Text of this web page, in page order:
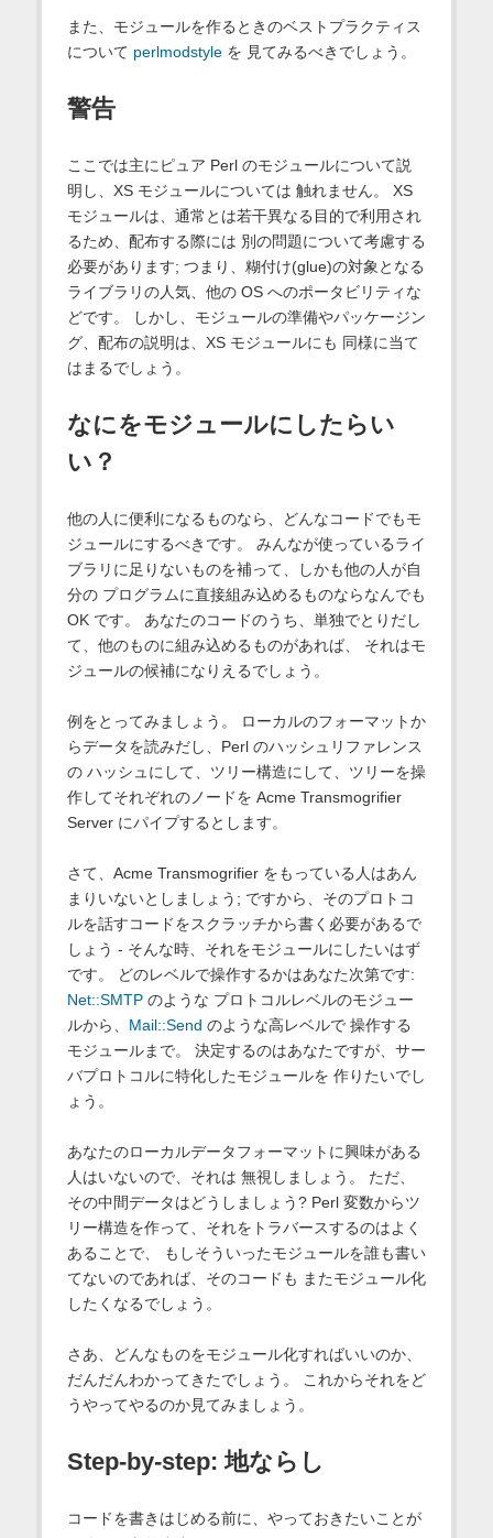
また、モジュールを作るときのベストプラクティス
について perlmodstyleを 見てみるべきでしょう。
警告
ここでは主にピュア Perl のモジュールについて説
明し、XS モジュールについては 触れません。 XS
モジュールは、通常とは若干異なる目的で利用され
るため、配布する際には 別の問題について考慮する
必要があります; つまり、糊付け(glue)の対象となる
ライブラリの人気、他の OS へのポータビリティな
どです。 しかし、モジュールの準備やパッケージン
グ、配布の説明は、XS モジュールにも 同様に当て
はまるでしょう。
なにをモジュールにしたらい
い？
他の人に便利になるものなら、どんなコードでもモ
ジュールにするべきです。 みんなが使っているライ
ブラリに足りないものを補って、しかも他の人が自
分の プログラムに直接組み込めるものならなんでも
OK です。 あなたのコードのうち、単独でとりだし
て、他のものに組み込めるものがあれば、 それはモ
ジュールの候補になりえるでしょう。
例をとってみましょう。 ローカルのフォーマットか
らデータを読みだし、Perl のハッシュリファレンス
の ハッシュにして、ツリー構造にして、ツリーを操
作してそれぞれのノードを Acme Transmogrifier
Server にパイプするとします。
さて、Acme Transmogrifier をもっている人はあん
まりいないとしましょう; ですから、そのプロトコ
ルを話すコードをスクラッチから書く必要があるで
しょう - そんな時、それをモジュールにしたいはず
です。 どのレベルで操作するかはあなた次第です:
Net::SMTPのような プロトコルレベルのモジュー
ルから、 Mail::Send のような高レベルで 操作する
モジュールまで。 決定するのはあなたですが、サー
バプロトコルに特化したモジュールを 作りたいでし
ょう。
あなたのローカルデータフォーマットに興味がある
人はいないので、それは 無視しましょう。 ただ、
その中間データはどうしましょう? Perl 変数からツ
リー構造を作って、それをトラバースするのはよく
あることで、 もしそういったモジュールを誰も書い
てないのであれば、そのコードも またモジュール化
したくなるでしょう。
さあ、どんなものをモジュール化すればいいのか、
だんだんわかってきたでしょう。 これからそれをど
うやってやるのか見てみましょう。
Step-by-step: 地ならし
コードを書きはじめる前に、やっておきたいことが